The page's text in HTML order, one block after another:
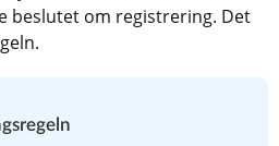
beslutet om registrering. Det